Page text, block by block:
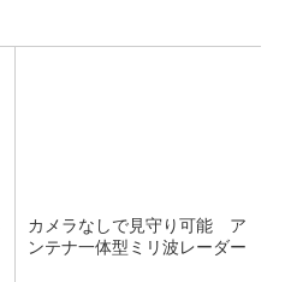
カメラなしで見守り可能 ア
ンテナ一体型ミリ波レーダー